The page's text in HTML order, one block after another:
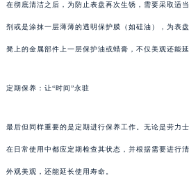
在彻底清洁之后，为防止表盘再次生锈，需要采取适
剂或是涂抹一层薄薄的透明保护膜（如硅油），为表
凳上的金属部件上一层保护油或蜡膏，不仅美观还能延
定期保养：让“时间”永驻
最后但同样重要的是定期进行保养工作。无论是劳力
在日常使用中都应定期检查其状态，并根据需要进行
外观美观，还能延长使用寿命。